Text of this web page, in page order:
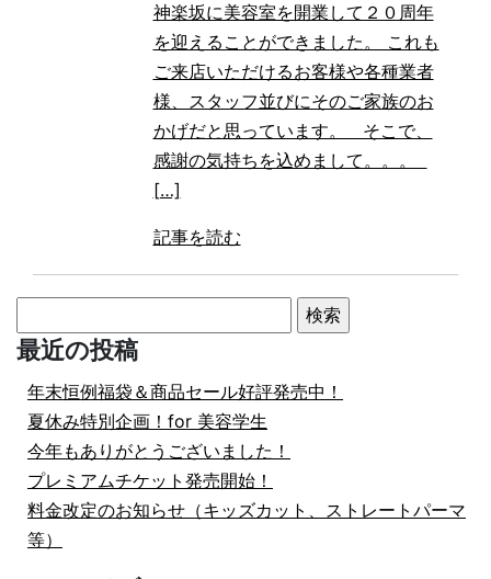
神楽坂に美容室を開業して２０周年
を迎えることができました。 これも
ご来店いただけるお客様や各種業者
様、スタッフ並びにそのご家族のお
かげだと思っています。 そこで、
感謝の気持ちを込めまして。。。
[…]
記事を読む
索:
最近の投稿
年末恒例福袋＆商品セール好評発売中！
夏休み特別企画！for 美容学生
今年もありがとうございました！
プレミアムチケット発売開始！
料金改定のお知らせ（キッズカット、ストレートパーマ
等）